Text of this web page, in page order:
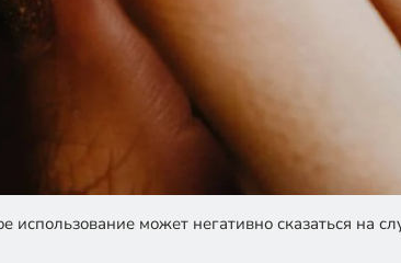
может негативно сказаться на